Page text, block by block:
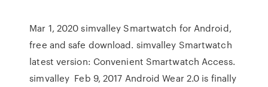
Mar 1, 2020 simvalley Smartwatch for Android,
free and safe download. simvalley Smartwatch
latest version: Convenient Smartwatch Access.
simvalley Feb 9, 2017 Android Wear 2.0 is finally